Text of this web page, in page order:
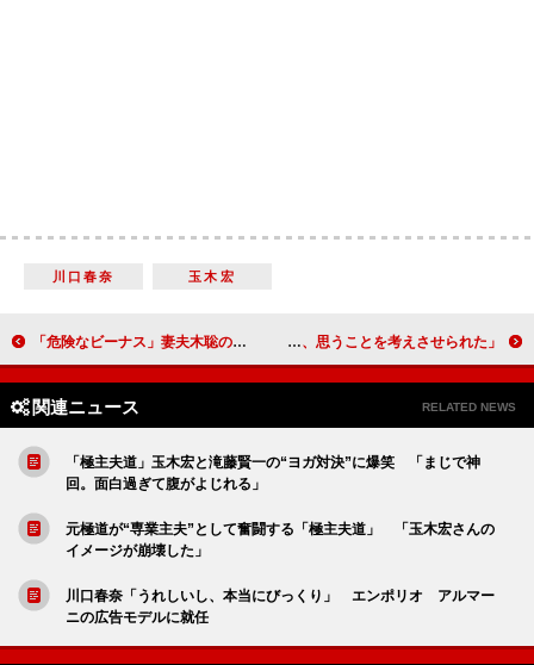
川口春奈 玉木宏
「危険なビーナス」妻夫木聡の演技に賞賛の声 「イケメンなのに情けない感が出てる」 横浜流星、吉高由里子と恋愛映画でＷ主演 「人を愛し、思うことを考えさせられた」
関連ニュース RELATED NEWS
「極主夫道」玉木宏と滝藤賢一の“ヨガ対決”に爆笑 「まじで神
回。面白過ぎて腹がよじれる」
元極道が“専業主夫”として奮闘する「極主夫道」 「玉木宏さんの
イメージが崩壊した」
川口春奈「うれしいし、本当にびっくり」 エンポリオ アルマー
ニの広告モデルに就任